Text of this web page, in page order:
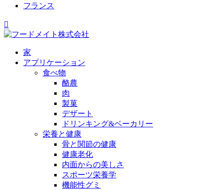
フランス

家
アプリケーション
食べ物
酪農
肉
製菓
デザート
ドリンキング&ベーカリー
栄養と健康
骨と関節の健康
健康老化
内面からの美しさ
スポーツ栄養学
機能性グミ